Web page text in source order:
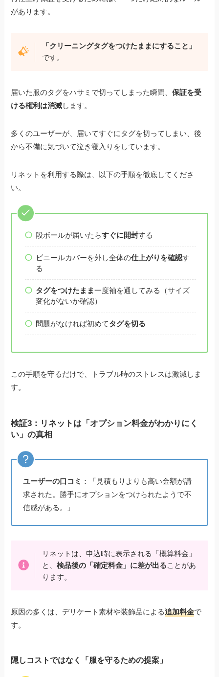
があります。
「クリーニングタグをつけたままにすること」
です。
届いた服のタグをハサミで切ってしまった瞬間、保証を受
ける権利は消滅します。
多くのユーザーが、届いてすぐにタグを切ってしまい、後
から不備に気づいて泣き寝入りをしています。
リネットを利用する際は、以下の手順を徹底してくださ
い。
段ボールが届いたらすぐに開封する
ビニールカバーを外し全体の仕上がりを確認す
る
タグをつけたまま一度袖を通してみる（サイズ
変化がないか確認）
問題がなければ初めてタグを切る
この手順を守るだけで、トラブル時のストレスは激減しま
す。
検証3：リネットは「オプション料金がわかりにく
い」の真相
ユーザーの口コミ ：「見積もりよりも高い金額が請
求された。勝手にオプションをつけられたようで不
信感がある。」
リネットは、申込時に表示される「概算料金」
と、検品後の「確定料金」に差が出ることがあ
ります。
原因の多くは、デリケート素材や装飾品による追加料金で
す。
隠しコストではなく「服を守るための提案」